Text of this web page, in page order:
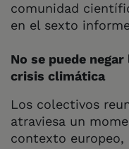
comunidad
en el sexto
No se puede
crisis climática
Los colectivos
atraviesa un
contexto europeo,